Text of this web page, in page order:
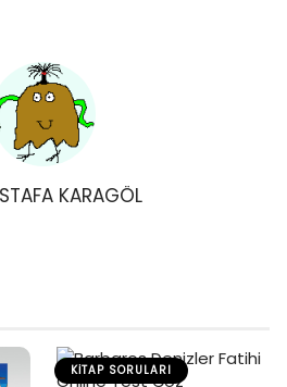
KARAGÖL
KITAP SORULARI